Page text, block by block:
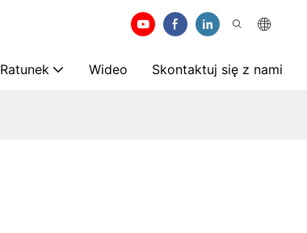
Ratunek Wideo Skontaktuj się z nami